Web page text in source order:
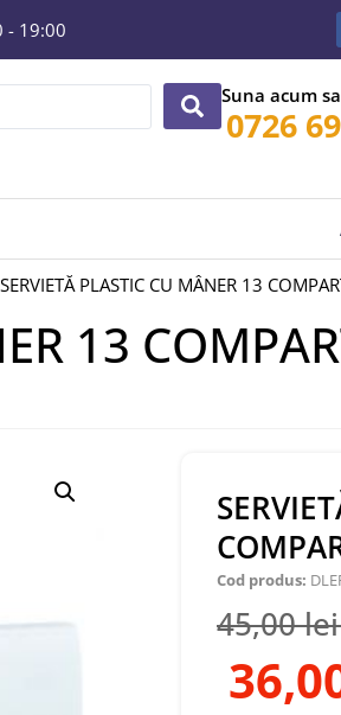
- 19:00
Suna acum
0726
SERVIETĂ PLASTIC CU MÂNER 13
13
Cod produs:
45,00lei